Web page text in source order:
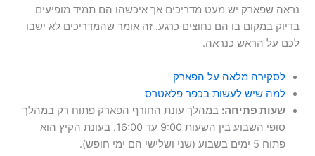
נראה שפארק יש מעט מדריכים אך איכשהו הם תמיד מופיעים
בדיוק במקום בו הם נחוצים כרגע. זה אומר שהמדריכים לא ישבו
לכם על הראש כנראה.
לסקירה מלאה על הפארק
למה שיש לעשות בכפר פלאטרס
שעות פתיחה: במהלך עונת החורף הפארק פתוח רק במהלך
סופי השבוע בין השעות 9:00 עד 16:00. בעונת הקיץ הוא
פתוח 5 ימים בשבוע (שני ושלישי הם ימי חופש).